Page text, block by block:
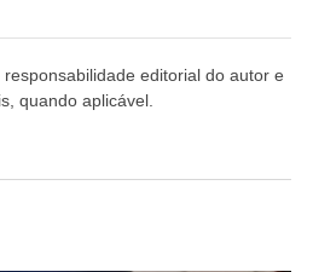
editorial do autor e
quando aplicável.